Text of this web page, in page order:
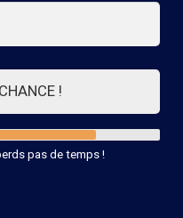
!
pas de temps !